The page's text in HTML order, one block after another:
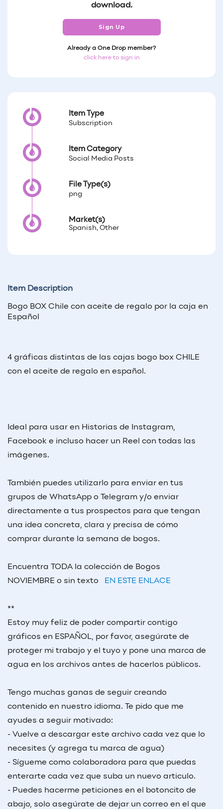
download.
Sign Up
Already a One Drop member?
click here to sign in
Item Type
Subscription
Item Category
Social Media Posts
File Type(s)
png
Market(s)
Spanish, Other
Item Description
Bogo BOX Chile con aceite de regalo por la caja en
Español
4 gráficas distintas de las cajas bogo box CHILE
con el aceite de regalo en español.
Ideal para usar en Historias de Instagram,
Facebook e incluso hacer un Reel con todas las
imágenes.
También puedes utilizarlo para enviar en tus
grupos de WhatsApp o Telegram y/o enviar
directamente a tus prospectos para que tengan
una idea concreta, clara y precisa de cómo
comprar durante la semana de bogos.
Encuentra TODA la colección de Bogos
NOVIEMBRE o sin texto
EN ESTE ENLACE
**
Estoy muy feliz de poder compartir contigo
gráficos en ESPAÑOL, por favor, asegúrate de
proteger mi trabajo y el tuyo y pone una marca de
agua en los archivos antes de hacerlos públicos.
Tengo muchas ganas de seguir creando
contenido en nuestro idioma. Te pido que me
ayudes a seguir motivado:
- Vuelve a descargar este archivo cada vez que lo
necesites (y agrega tu marca de agua)
- Sígueme como colaboradora para que puedas
enterarte cada vez que suba un nuevo articulo.
- Puedes hacerme peticiones en el botoncito de
abajo, solo asegúrate de dejar un correo en el que